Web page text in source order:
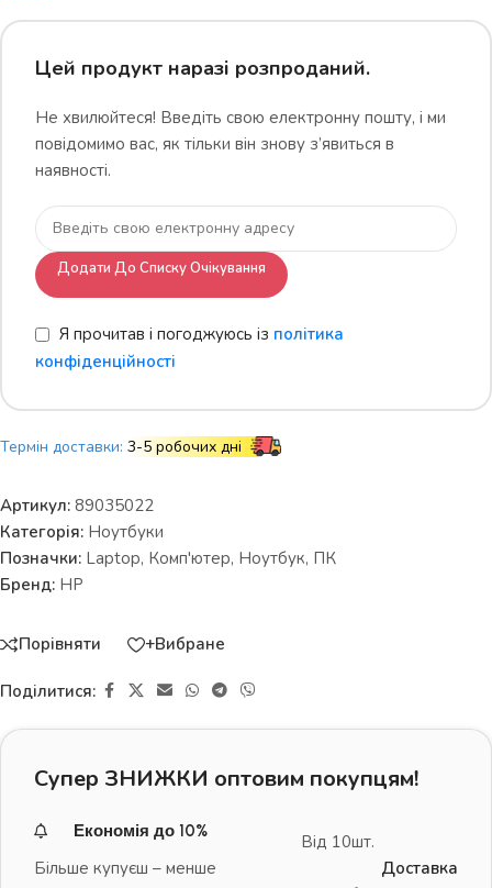
Цей продукт наразі розпроданий.
Не хвилюйтеся! Введіть свою електронну пошту, і ми
повідомимо вас, як тільки він знову з’явиться в
наявності.
Додати До Списку Очікування
Я прочитав і погоджуюсь із політика
конфіденційності
Термін доставки: 3-5 робочих дні
Артикул: 89035022
Категорія: Ноутбуки
Позначки: Laptop, Комп'ютер, Ноутбук, ПК
Бренд: HP
Порівняти +Вибране
Поділитися:
Супер ЗНИЖКИ оптовим покупцям!
Економія до 10%
Більше купуєш – менше
Від 10шт.
Доставка